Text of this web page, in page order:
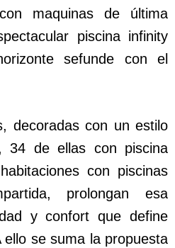
maquinas de última
piscina infinity
sefunde con el
decoradas con un estilo
34 de ellas con piscina
con piscinas
prolongan esa
y confort que define
se suma la propuesta